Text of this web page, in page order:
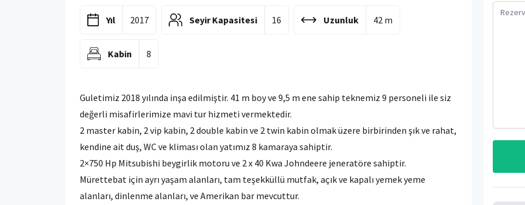
Yıl 2017 Seyir Kapasitesi 16 Uzunluk 42 m
Kabin 8
Guletimiz 2018 yılında inşa edilmiştir. 41 m boy ve 9,5 m ene sahip teknemiz 9 personeli ile siz
değerli misafirlerimize mavi tur hizmeti vermektedir.
2 master kabin, 2 vip kabin, 2 double kabin ve 2 twin kabin olmak üzere birbirinden şık ve rahat,
kendine ait duş, WC ve kliması olan yatımız 8 kamaraya sahiptir.
2×750 Hp Mitsubishi beygirlik motoru ve 2 x 40 Kwa Johndeere jeneratöre sahiptir.
Mürettebat için ayrı yaşam alanları, tam teşekküllü mutfak, açık ve kapalı yemek yeme
alanları, dinlenme alanları, ve Amerikan bar mevcuttur.